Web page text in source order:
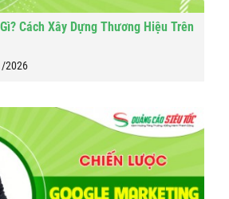
Cách Xây Dựng Thương Hiệu Trên
2026